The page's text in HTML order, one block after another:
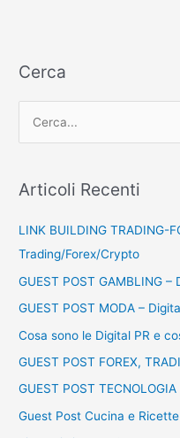
Cerca
c
:
Articoli Recenti
LINK BUILDING TRADING-
Trading/Forex/Crypto
GUEST POST GAMBLING
GUEST POST MODA –
Cosa sono le Digital PR e
GUEST POST FOREX,
GUEST POST TECNOLOGIA
Guest Post Cucina e Ricette